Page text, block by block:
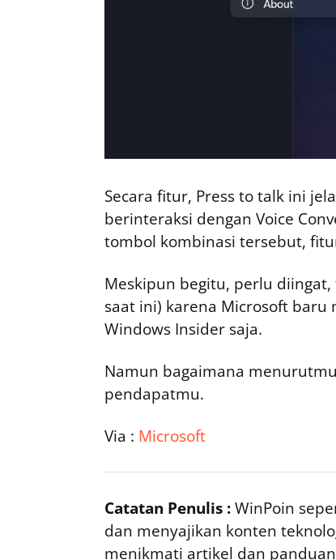
Secara fitur, Press to talk ini
berinteraksi dengan Voice
tombol kombinasi tersebut,
Meskipun begitu, perlu
saat ini) karena Microsoft
Windows Insider saja.
Namun bagaimana
pendapatmu.
Via : Microsoft
Catatan Penulis :WinPoin
dan menyajikan konten
menikmati artikel dan